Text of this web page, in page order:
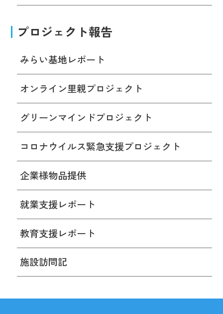
プロジェクト報告
みらい基地レポート
オンライン里親プロジェクト
グリーンマインドプロジェクト
コロナウイルス緊急支援プロジェクト
企業様物品提供
就業支援レポート
教育支援レポート
施設訪問記